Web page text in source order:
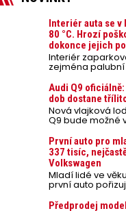
Interiér auta se v
80 °C. Hrozí
dokonce jejich
Interiér
zejména
přímém slunci
veder rozpálit až
teploty
odložené
powerbanky
urychlit stárnutí
případech i
Audi Q9
dob dostane
Nová vlajková
Q9 bude možné
objednávat od
týdne 2026, kde
také české ceny.
První auto pro
337 tisíc,
Volkswagen
Mladí lidé ve
první auto
úvěrového
to tak u 93,3 %
Předprodej